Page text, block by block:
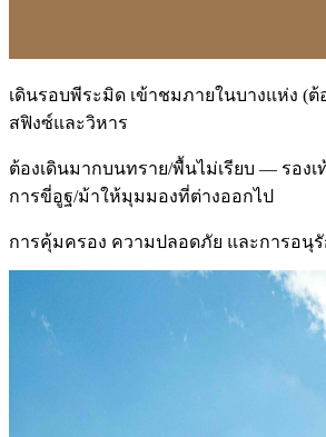
เดินรอบพีระมิด เข้าชมภายในบางแห่ง (
สฟิงซ์และวิหาร
ต้องเดินมากบนทราย/พื้นไม่เรียบ — รองเ
การขี่อูฐ/ม้าให้มุมมองที่ต่างออกไป
การคุ้มครอง ความปลอดภัย และการอนุ